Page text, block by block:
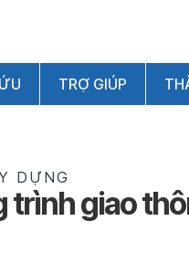
TRỢ GIÚP
DỰNG
trình giao